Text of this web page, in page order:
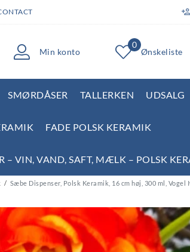
Min konto
0
Ønskeliste
SMØRDÅSER TALLERKEN UDSALG
FADE POLSK KERAMIK
– VIN, VAND, SAFT, MÆLK – POLSK
Sæbe Dispenser, Polsk Keramik, 16 cm høj, 300 ml, Vogel